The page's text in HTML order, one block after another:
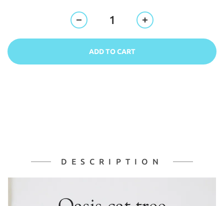
ADD TO CART
DESCRIPTION